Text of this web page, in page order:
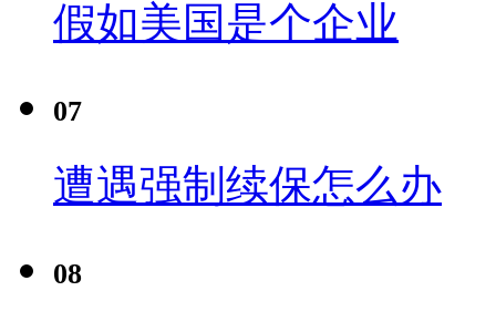
假如美国是个企业
07
遭遇强制续保怎么办
08